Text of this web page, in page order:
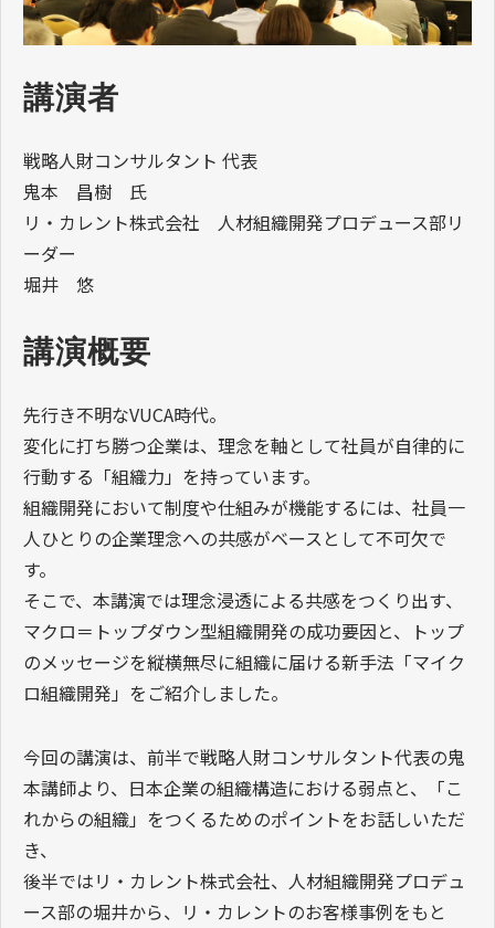
講演者
戦略人財コンサルタント 代表
鬼本 昌樹 氏
リ・カレント株式会社 人材組織開発プロデュース部リ
ーダー
堀井 悠
講演概要
先行き不明なVUCA時代。
変化に打ち勝つ企業は、理念を軸として社員が自律的に
行動する「組織力」を持っています。
組織開発において制度や仕組みが機能するには、社員一
人ひとりの企業理念への共感がベースとして不可欠で
す。
そこで、本講演では理念浸透による共感をつくり出す、
マクロ＝トップダウン型組織開発の成功要因と、トップ
のメッセージを縦横無尽に組織に届ける新手法「マイク
ロ組織開発」をご紹介しました。
今回の講演は、前半で戦略人財コンサルタント代表の鬼
本講師より、日本企業の組織構造における弱点と、「こ
れからの組織」をつくるためのポイントをお話しいただ
き、
後半ではリ・カレント株式会社、人材組織開発プロデュ
ース部の堀井から、リ・カレントのお客様事例をもと